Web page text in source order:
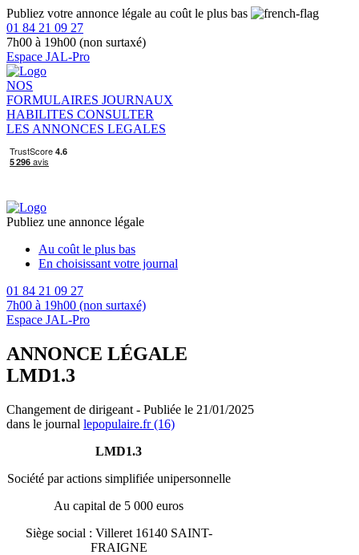
Publiez votre annonce légale au coût le plus bas
01 84 21 09 27
7h00 à 19h00 (non surtaxé)
Espace JAL-Pro
NOS
FORMULAIRES JOURNAUX
HABILITES CONSULTER
LES ANNONCES LEGALES
Publiez une annonce légale
Au coût le plus bas
En choisissant votre journal
01 84 21 09 27
7h00 à 19h00 (non surtaxé)
Espace JAL-Pro
ANNONCE LÉGALE
LMD1.3
Changement de dirigeant - Publiée le 21/01/2025
dans le journal lepopulaire.fr (16)
LMD1.3
Société par actions simplifiée unipersonnelle
Au capital de 5 000 euros
Siège social : Villeret 16140 SAINT-
FRAIGNE